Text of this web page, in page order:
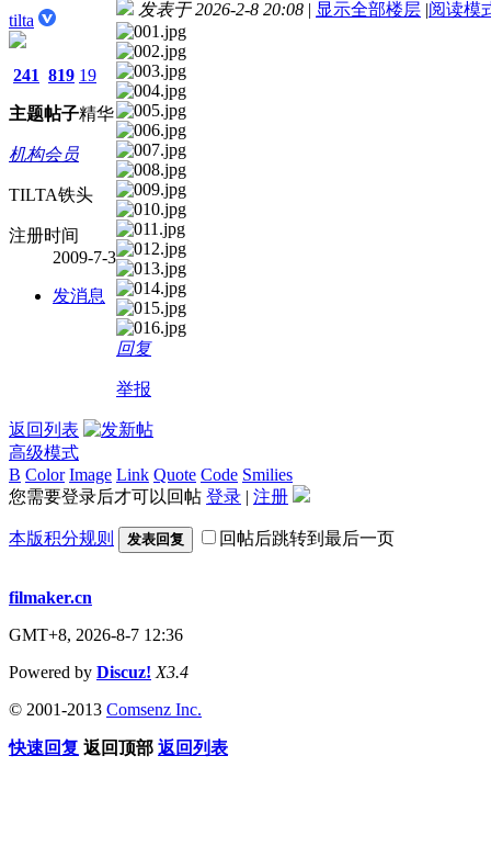
tilta
241
主题
819
帖子
19
精华
机构会员
TILTA铁头
注册时间
2009-7-3
发消息
发表于 2026-2-8 20:08 | 显示全部楼层 |阅读模
回复
举报
返回列表
高级模式
B Color Image Link Quote Code Smilies
您需要登录后才可以回帖 登录 | 注册
本版积分规则 发表回复 回帖后跳转到最后一页
filmaker.cn
GMT+8, 2026-8-7 12:36
Powered by Discuz! X3.4
© 2001-2013 Comsenz Inc.
快速回复 返回顶部 返回列表